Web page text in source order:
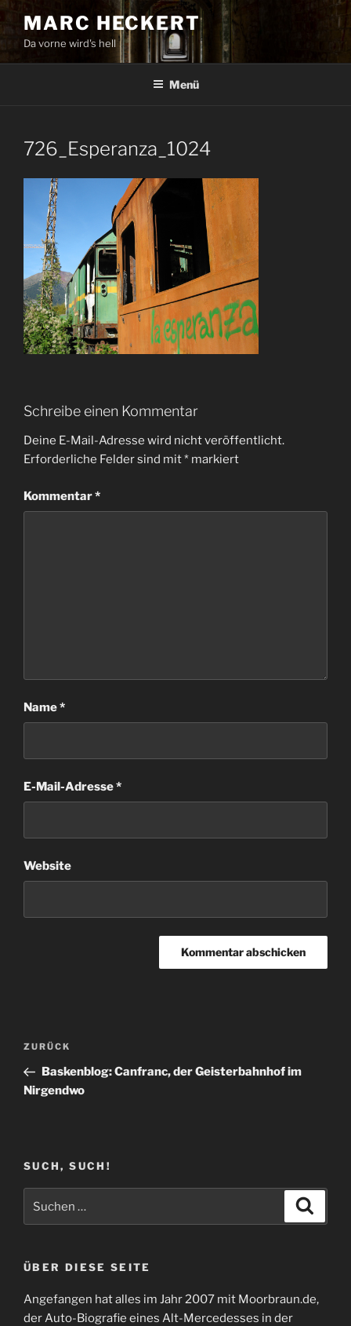
Zum
Inhalt
springen
MARC HECKERT
Da vorne wird's hell
Menü
726_Esperanza_1024
Schreibe einen Kommentar
Deine E-Mail-Adresse wird nicht veröffentlicht.
Erforderliche Felder sind mit* markiert
Kommentar*
Name*
E-Mail-Adresse*
Website
Beitragsnavigation
Vorheriger
Beitrag
ZURÜCK
Baskenblog: Canfranc, der Geisterbahnhof im
Nirgendwo
SUCH, SUCH!
ÜBER DIESE SEITE
Angefangen hat alles im Jahr 2007 mit Moorbraun.de,
der Auto-Biografie eines Alt-Mercedesses in der